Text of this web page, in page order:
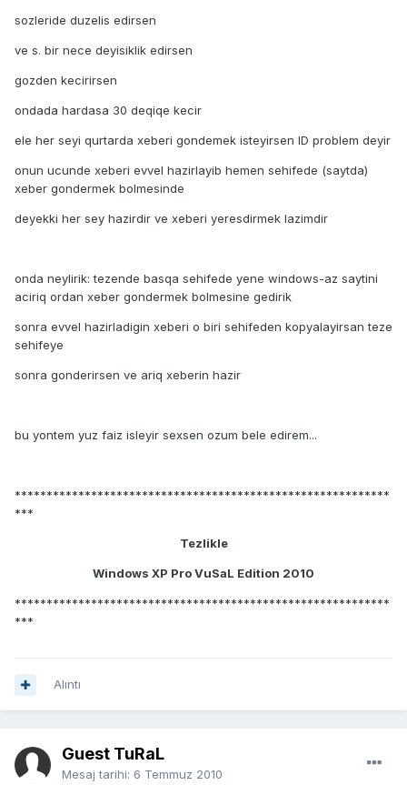
sozleride duzelis edirsen
ve s. bir nece deyisiklik edirsen
gozden kecirirsen
ondada hardasa 30 deqiqe kecir
ele her seyi qurtarda xeberi gondemek isteyirsen ID problem deyir
onun ucunde xeberi evvel hazirlayib hemen sehifede (saytda)
xeber gondermek bolmesinde
deyekki her sey hazirdir ve xeberi yeresdirmek lazimdir
onda neylirik: tezende basqa sehifede yene windows-az saytini
aciriq ordan xeber gondermek bolmesine gedirik
sonra evvel hazirladigin xeberi o biri sehifeden kopyalayirsan teze
sehifeye
sonra gonderirsen ve ariq xeberin hazir
bu yontem yuz faiz isleyir sexsen ozum bele edirem...
***********************************************************
***
Tezlikle
Windows XP Pro VuSaL Edition 2010
***********************************************************
***
Alıntı
Guest TuRaL
Mesaj tarihi: 6 Temmuz 2010